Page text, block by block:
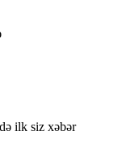
ilk siz xəbər